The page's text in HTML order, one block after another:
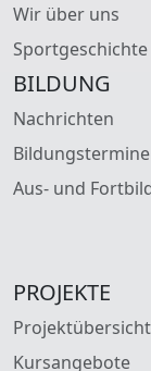
Wir über uns
BILDUNG
Nachrichten
Bildungstermine
Aus- und
PROJEKTE
Projektübersicht
Kursangebote